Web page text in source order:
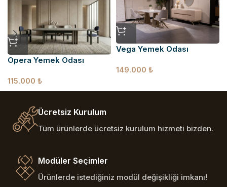
Opera Yemek Odası
115.000 ₺
Vega Yemek Odası
149.000 ₺
Ücretsiz Kurulum
Tüm ürünlerde ücretsiz kurulum hizmeti bizden.
Modüler Seçimler
Ürünlerde istediğiniz modül değişikliği imkanı!